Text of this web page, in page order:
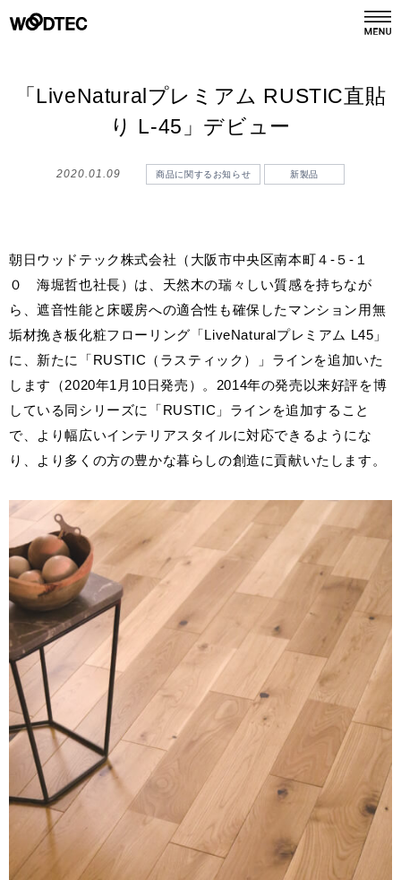
デジタルカタログ カタログ請求
リフォーム REFORM
ショールーム SHOWROOM
会社情報
お客様窓口 SUPPORT
プロユーザーサイト for Professional
フローリングリフォームお悩み解決サイト
フローリング総合研究所
採用情報
Select Language ENGLISH
「LiveNaturalプレミアム RUSTIC直貼
り L-45」デビュー
2020.01.09 商品に関するお知らせ 新製品
朝日ウッドテック株式会社（大阪市中央区南本町４-５-１
０ 海堀哲也社長）は、天然木の瑞々しい質感を持ちなが
ら、遮音性能と床暖房への適合性も確保したマンション用無
垢材挽き板化粧フローリング「LiveNaturalプレミアム L45」
に、新たに「RUSTIC（ラスティック）」ラインを追加いた
します（2020年1月10日発売）。2014年の発売以来好評を博
している同シリーズに「RUSTIC」ラインを追加すること
で、より幅広いインテリアスタイルに対応できるようにな
り、より多くの方の豊かな暮らしの創造に貢献いたします。